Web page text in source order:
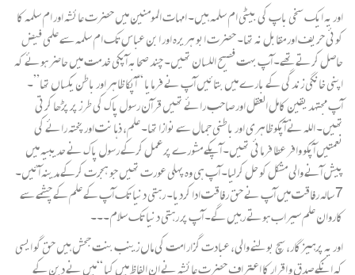
اور یہ ایک سخی باپ کی بیٹی ام سلمہ ہیں۔ امہات المومنین میں حضرت عائشہ اور ام سلمہ کا
کوئی حریف اور مقابل نہ تھا۔ حضرت ابو ہریرہ اور ابن عباس تک ام سلمہ سے علمی فیض
حاصل کرتے تھے۔ آپ بہت فصیح اللسان تھیں۔ چند صحابہ آپکی خدمت میں‌ حاضر ہوئے کہ
اپنی خانگی زندگی کے بارے میں بتائیں آپ نے فرمایا “آپکا ظاہر اور باطن یکساں تھا”۔
آپ مجتہد یقین کامل العقل اور صاحب رائے تھیں قرآن رسول پاک کی طرز پر پڑھا کرتی
تھیں۔ اللہ نے آپکو ظاہری اور باطنی جمال سے نوازا تھا۔ علم، ذہانت اور پختہ رائے کی
نعمتیں آپکو وافر عطا فرمائی تھیں۔ آپکے مشورے پر عمل کرکے رسول پاک نے حدیبیہ میں
پیش آنے والی مشکل کو حل کرلیا۔ آپ ہی وہ پہلی عورت تھیں جو ہجرت کرکے مدینہ آئیں۔
7 سالہ رفاقت میں آپ نے حق رفاقت ادا کردیا۔ رہتی دنیا تک آپ کے علم کے چشمے سے
کاروان علم سیراب ہوتے رہیں گے۔ آپ پر رہتی دنیا تک سلام۔۔۔
اور یہ پرہیزگار، سچ بولنے والی، عبادت گزار امت کی ماں زینب بنت جحش ہیں حق گو ایسی
کہ انکے صدق و اقرار کا اعتراف حضرت عائشہ نے ان الفاظ میں کیا “میں نے دین کے